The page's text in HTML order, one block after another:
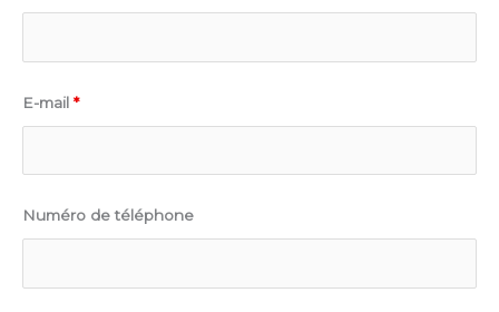
E-mail *
Numéro de téléphone